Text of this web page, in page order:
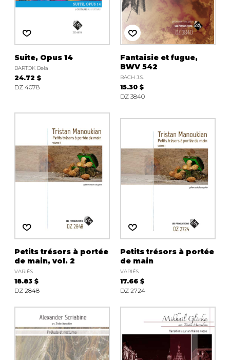
AUTRES PRODUITS
Suite, Opus 14
BARTOK Bela
24.72 $
DZ 4078
Fantaisie et fugue,
BWV 542
BACH J.S.
15.30 $
DZ 3840
Petits trésors à portée
de main, vol. 2
VARIÉS
18.83 $
DZ 2848
Petits trésors à portée
de main
VARIÉS
17.66 $
DZ 2724